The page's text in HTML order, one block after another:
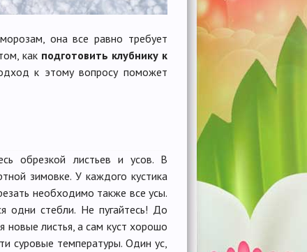
она все равно требует
как подготовить клубнику к
к этому вопросу поможет
обрезкой листьев и усов. В
зимовке. У каждого кустика
необходимо также все усы.
одни стебли. Не пугайтесь! До
новые листья, а сам куст хорошо
суровые температуры. Один ус,